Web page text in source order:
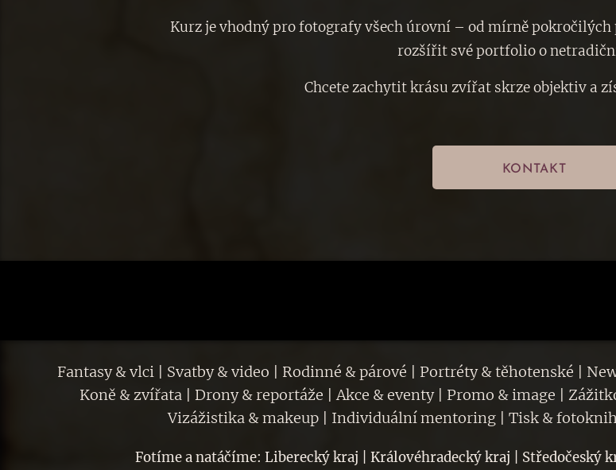
Kurz je vhodný pro fotografy všech úrovní – od mírně
rozšířit své portfolio o
Chcete zachytit krásu zvířat skrze objektiv a
KONTAKT
Fantasy & vlci | Svatby & video | Rodinné & párové | Portréty & těhotenské |
Koně & zvířata | Drony & reportáže | Akce & eventy | Promo & image |
Vizážistika & makeup | Individuální mentoring | Tisk &
Fotíme a natáčíme: Liberecký kraj | Královéhradecký kraj | Středočeský